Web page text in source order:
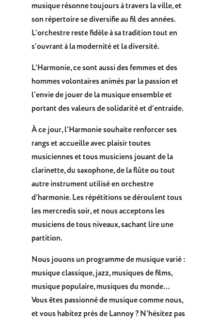
musique résonne toujours à travers la ville, et
son répertoire se diversifie au fil des années.
L’orchestre reste fidèle à sa tradition tout en
s’ouvrant à la modernité et la diversité.
L’Harmonie, ce sont aussi des femmes et des
hommes volontaires animés par la passion et
l’envie de jouer de la musique ensemble et
portant des valeurs de solidarité et d’entraide.
À ce jour, l’Harmonie souhaite renforcer ses
rangs et accueille avec plaisir toutes
musiciennes et tous musiciens jouant de la
clarinette, du saxophone, de la flûte ou tout
autre instrument utilisé en orchestre
d’harmonie. Les répétitions se déroulent tous
les mercredis soir, et nous acceptons les
musiciens de tous niveaux, sachant lire une
partition.
Nous jouons un programme de musique varié :
musique classique, jazz, musiques de films,
musique populaire, musiques du monde…
Vous êtes passionné de musique comme nous,
et vous habitez près de Lannoy ? N’hésitez pas